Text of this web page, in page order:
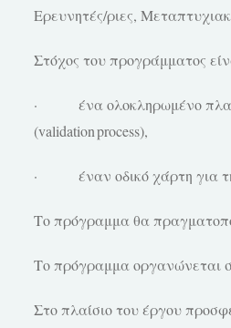
Ερευνητές/ριες,
Στόχος του προγράμματος
· ένα ολοκληρωμένο
(validationprocess),
· έναν οδικό χάρτη για
Το πρόγραμμα θα
Το πρόγραμμα οργανώνεται
Στο πλαίσιο του έργου